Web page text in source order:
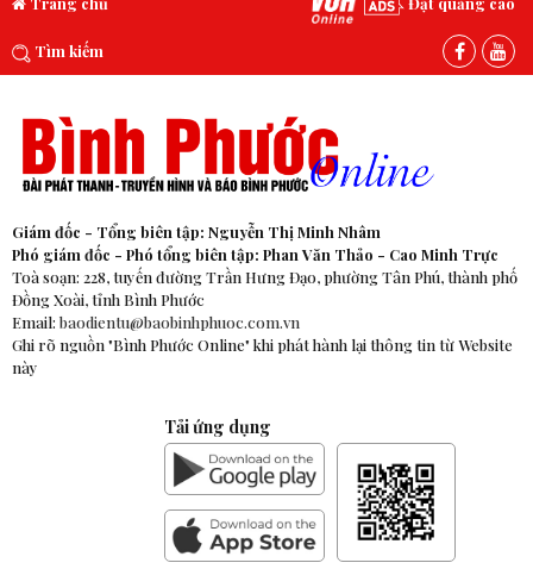
Tìm kiếm
Giám đốc - Tổng biên tập: Nguyễn Thị Minh Nhâm
Phó giám đốc - Phó tổng biên tập: Phan Văn Thảo - Cao Minh Trực
Toà soạn: 228, tuyến đường Trần Hưng Đạo, phường Tân Phú, thành phố
Đồng Xoài, tỉnh Bình Phước
Email: baodientu@baobinhphuoc.com.vn
Ghi rõ nguồn "Bình Phước Online" khi phát hành lại thông tin từ Website
này
Tải ứng dụng